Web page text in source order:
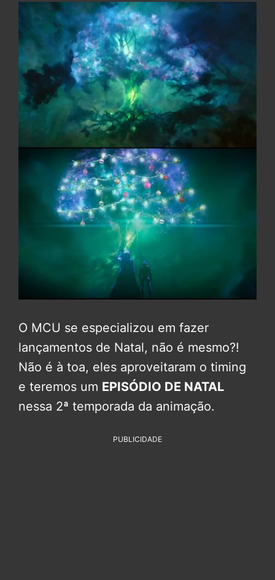
O MCU se especializou em fazer
lançamentos de Natal, não é mesmo?!
Não é à toa, eles aproveitaram o timing
e teremos um EPISÓDIO DE NATAL
nessa 2ª temporada da animação.
PUBLICIDADE